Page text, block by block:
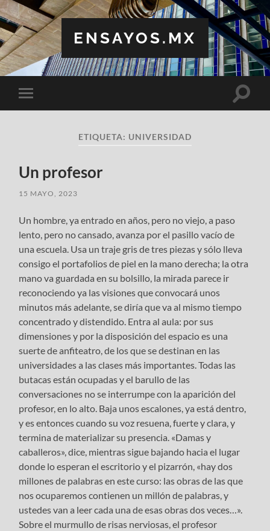
ENSAYOS.MX
Alternar
el
ETIQUETA: UNIVERSIDAD
Un profesor
15 MAYO, 2023
Un hombre, ya entrado en años, pero no viejo, a paso
lento, pero no cansado, avanza por el pasillo vacío de
una escuela. Usa un traje gris de tres piezas y sólo lleva
consigo el portafolios de piel en la mano derecha; la otra
mano va guardada en su bolsillo, la mirada parece ir
reconociendo ya las visiones que convocará unos
minutos más adelante, se diría que va al mismo tiempo
concentrado y distendido. Entra al aula: por sus
dimensiones y por la disposición del espacio es una
suerte de anfiteatro, de los que se destinan en las
universidades a las clases más importantes. Todas las
butacas están ocupadas y el barullo de las
conversaciones no se interrumpe con la aparición del
profesor, en lo alto. Baja unos escalones, ya está dentro,
y es entonces cuando su voz resuena, fuerte y clara, y
termina de materializar su presencia. «Damas y
caballeros», dice, mientras sigue bajando hacia el lugar
donde lo esperan el escritorio y el pizarrón, «hay dos
millones de palabras en este curso: las obras de las que
nos ocuparemos contienen un millón de palabras, y
ustedes van a leer cada una de esas obras dos veces…».
Sobre el murmullo de risas nerviosas, el profesor